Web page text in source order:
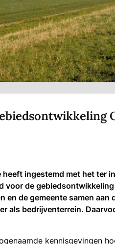
heeft ingestemd met het ter
voor de
en de gemeente samen
als bedrijventerrein.
kennisgevingen